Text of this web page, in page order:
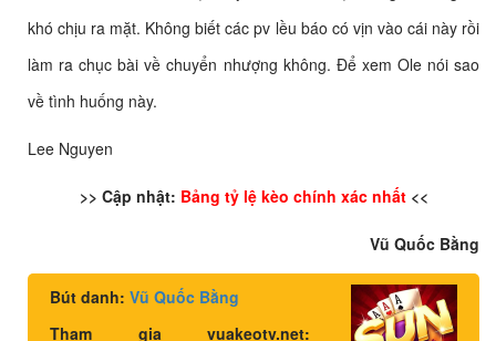
khó chịu ra mặt. Không biết các pv lều báo có vịn vào cái này rồi
làm ra chục bài về chuyển nhượng không. Để xem Ole nói sao
về tình huống này.
Lee Nguyen
>> Cập nhật: Bảng tỷ lệ kèo chính xác nhất<<
Vũ Quốc Bằng
Bút danh: Vũ Quốc Bằng
Tham gia vuakeotv.net: